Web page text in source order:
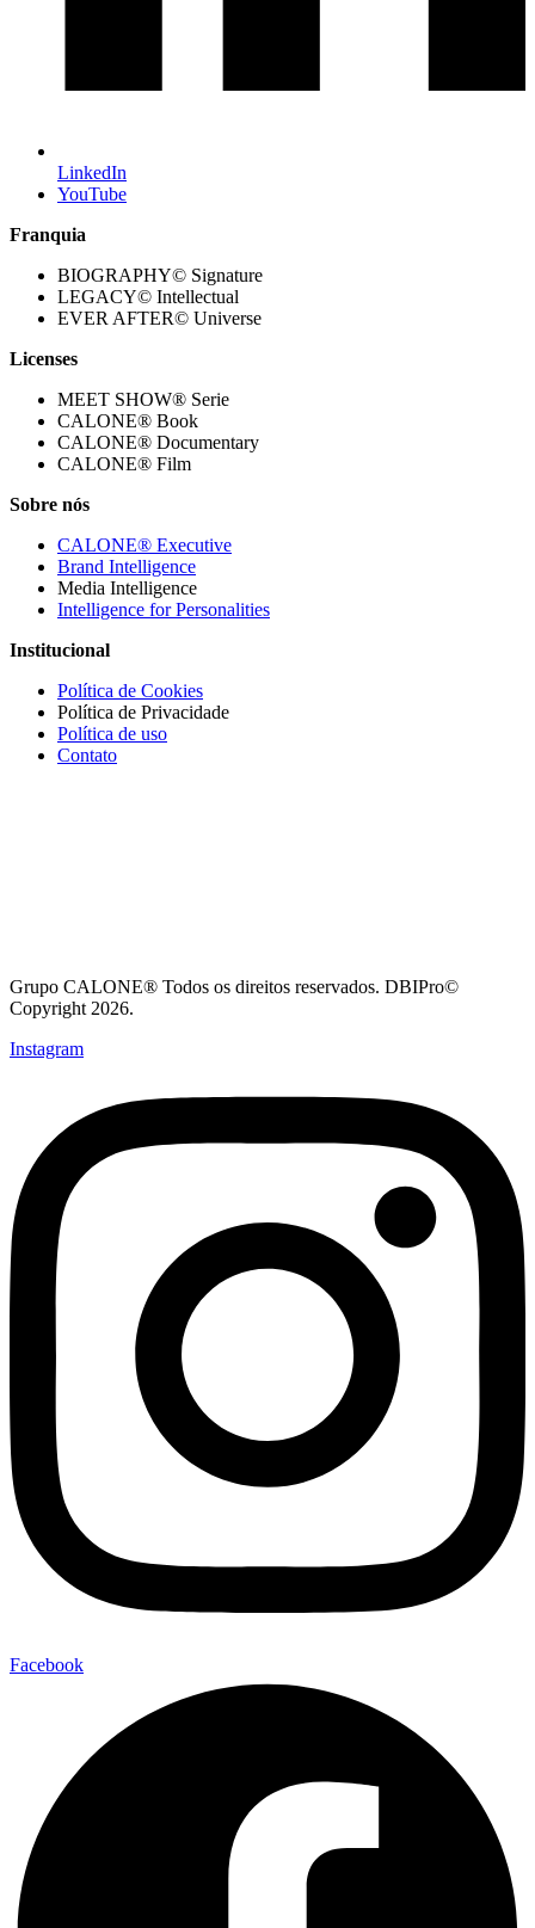
LinkedIn
YouTube
Franquia
BIOGRAPHY© Signature
LEGACY© Intellectual
EVER AFTER© Universe
Licenses
MEET SHOW® Serie
CALONE® Book
CALONE® Documentary
CALONE® Film
Sobre nós
CALONE® Executive
Brand Intelligence
Media Intelligence
Intelligence for Personalities
Institucional
Política de Cookies
Política de Privacidade
Política de uso
Contato
Grupo CALONE® Todos os direitos reservados. DBIPro©
Copyright 2026.
Instagram
Facebook